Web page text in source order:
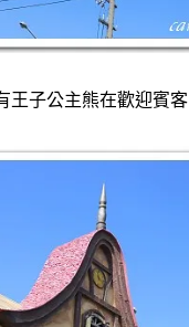
王子公主熊在歡迎賓客